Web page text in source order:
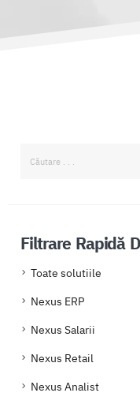
Filtrare Rapidă
Toate solutiile
Nexus ERP
Nexus Salarii
Nexus Retail
Nexus Analist